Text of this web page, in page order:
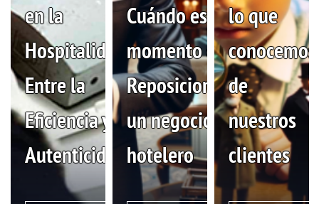
en la
Hospitalidad:
Entre la
Eficiencia y la
Autenticidad
Cuándo es el
momento de
Reposicionar
un negocio
hotelero
lo que
conocemos
de
nuestros
clientes